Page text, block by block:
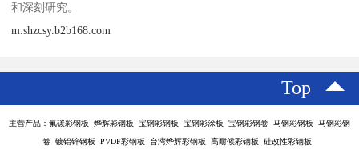
和深刻研究。
m.shzcsy.b2b168.com
Top
主营产品：氟碳彩钢板 烨辉彩钢板 宝钢彩钢板 宝钢彩涂板 宝钢彩钢卷 马钢彩钢板 马钢彩钢
卷 镀铝锌钢板 PVDF彩钢板 台湾烨辉彩钢板 高耐候彩钢板 硅改性彩钢板